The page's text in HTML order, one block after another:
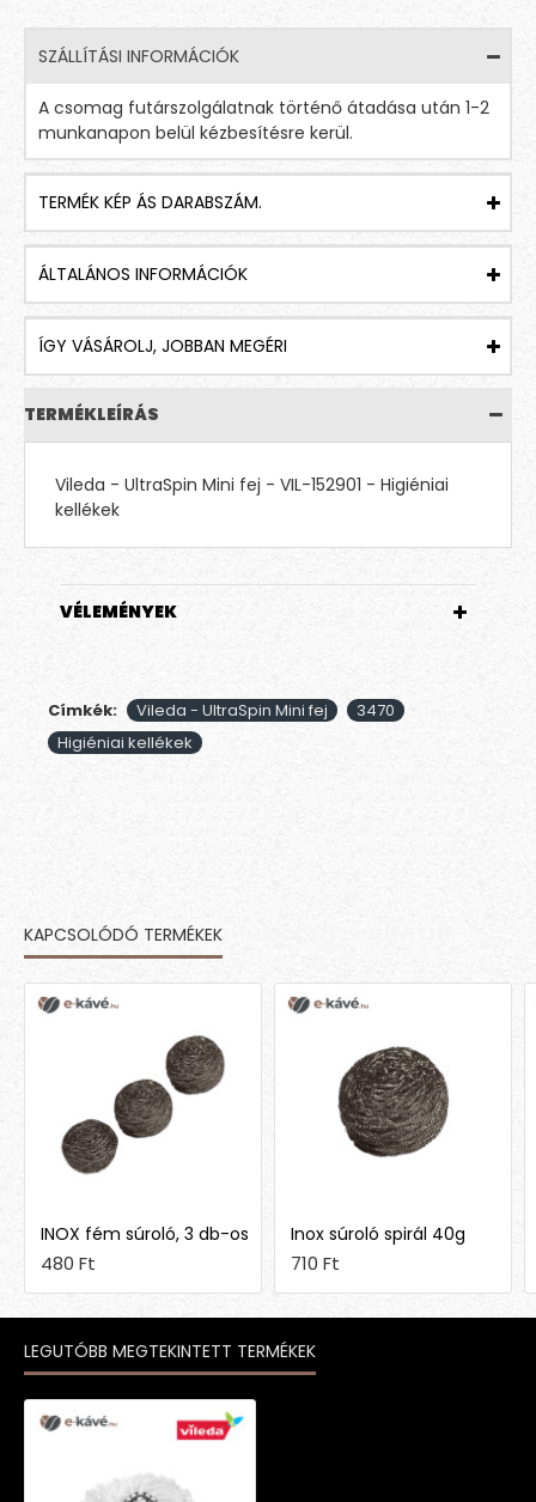
SZÁLLÍTÁSI INFORMÁCIÓK
A csomag futárszolgálatnak történő átadása után 1-2
munkanapon belül kézbesítésre kerül.
TERMÉK KÉP ÁS DARABSZÁM.
ÁLTALÁNOS INFORMÁCIÓK
ÍGY VÁSÁROLJ, JOBBAN MEGÉRI
TERMÉKLEÍRÁS
Vileda - UltraSpin Mini fej - VIL-152901 - Higiéniai
kellékek
VÉLEMÉNYEK
Címkék: Vileda - UltraSpin Mini fej
3470
Higiéniai kellékek
KAPCSOLÓDÓ TERMÉKEK
INOX fém súroló, 3 db-os
480 Ft
Inox súroló spirál 40g
710 Ft
LEGUTÓBB MEGTEKINTETT TERMÉKEK